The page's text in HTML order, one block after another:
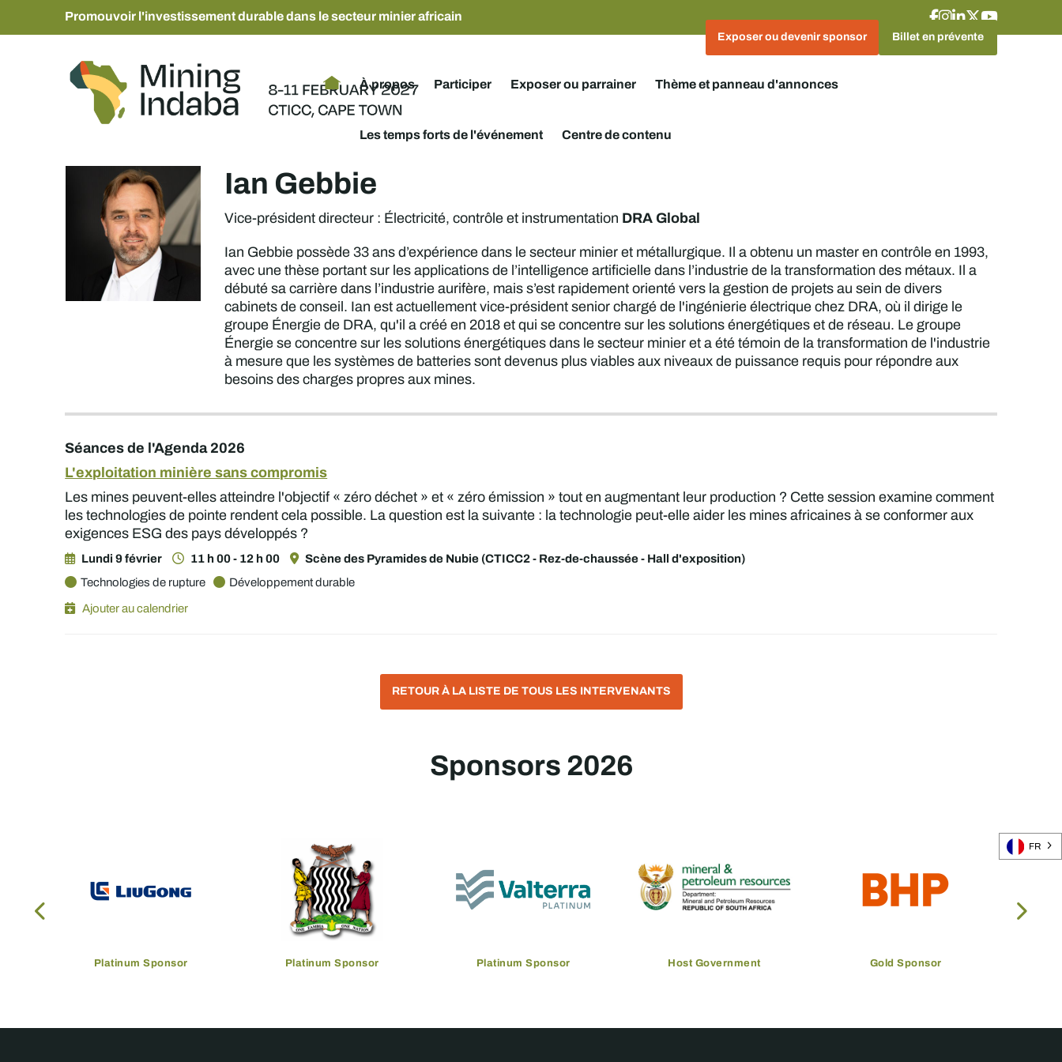
Promouvoir l'investissement durable dans le secteur minier africain
Exposer ou devenir sponsor Billet en prévente
À propos Participer Exposer ou parrainer Thème et panneau d'annonces
Les temps forts de l'événement Centre de contenu
Ian Gebbie
Vice-président directeur : Électricité, contrôle et instrumentation DRA Global
Ian Gebbie possède 33 ans d’expérience dans le secteur minier et métallurgique. Il a obtenu un master en contrôle en 1993,
avec une thèse portant sur les applications de l’intelligence artificielle dans l’industrie de la transformation des métaux. Il a
débuté sa carrière dans l’industrie aurifère, mais s’est rapidement orienté vers la gestion de projets au sein de divers
cabinets de conseil. Ian est actuellement vice-président senior chargé de l'ingénierie électrique chez DRA, où il dirige le
groupe Énergie de DRA, qu'il a créé en 2018 et qui se concentre sur les solutions énergétiques et de réseau. Le groupe
Énergie se concentre sur les solutions énergétiques dans le secteur minier et a été témoin de la transformation de l'industrie
à mesure que les systèmes de batteries sont devenus plus viables aux niveaux de puissance requis pour répondre aux
besoins des charges propres aux mines.
Séances de l'Agenda 2026
L'exploitation minière sans compromis
Les mines peuvent-elles atteindre l'objectif « zéro déchet » et « zéro émission » tout en augmentant leur production ? Cette session examine comment
les technologies de pointe rendent cela possible. La question est la suivante : la technologie peut-elle aider les mines africaines à se conformer aux
exigences ESG des pays développés ?
Lundi 9 février 11 h 00 - 12 h 00
Scène des Pyramides de Nubie (CTICC2 - Rez-de-chaussée - Hall d'exposition)
Technologies de rupture
Développement durable
Ajouter au calendrier
RETOUR À LA LISTE DE TOUS LES INTERVENANTS
Sponsors 2026
Platinum Sponsor Platinum Sponsor Platinum Sponsor Host Government Gold Sponsor
FR